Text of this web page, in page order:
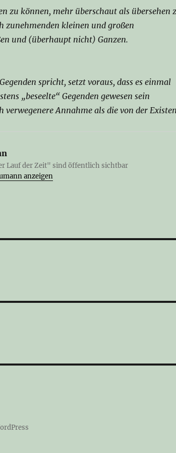
zu können, mehr überschaut als übersehen
zunehmenden kleinen und großen
und (überhaupt nicht) Ganzen.
spricht, setzt voraus, dass es einmal
„beseelte“ Gegenden gewesen sein
verwegenere Annahme als die von der
Lauf der Zeit" sind öffentlich sichtbar
anzeigen